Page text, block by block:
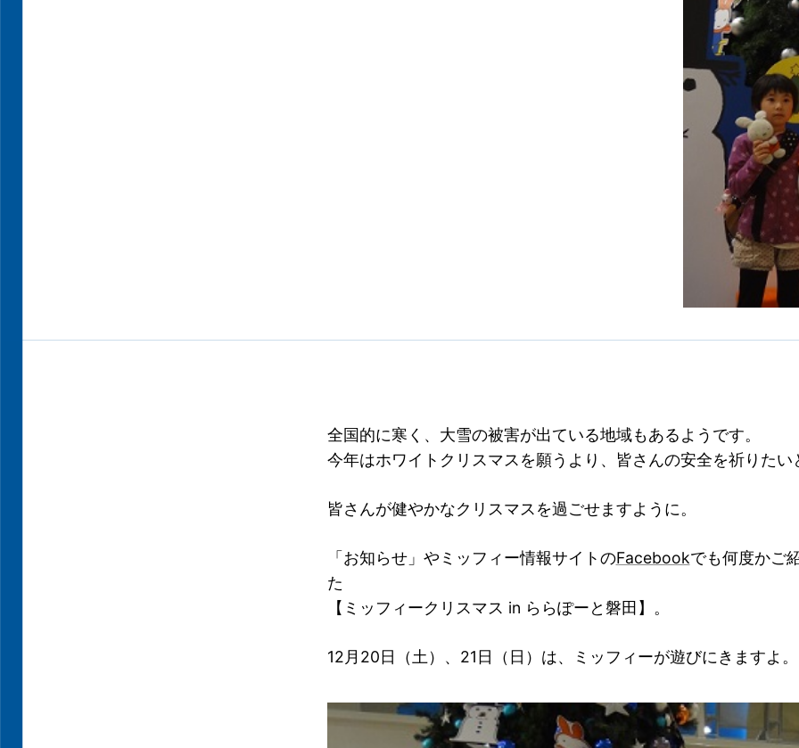
全国的に寒く、大雪の被害が出ている地域もあるようです。
今年はホワイトクリスマスを願うより、皆さんの安全を祈りたい
皆さんが健やかなクリスマスを過ごせますように。
「お知らせ」やミッフィー情報サイトのFacebookでも何度かご
た
【ミッフィークリスマス in ららぽーと磐田】。
12月20日（土）、21日（日）は、ミッフィーが遊びにきますよ。